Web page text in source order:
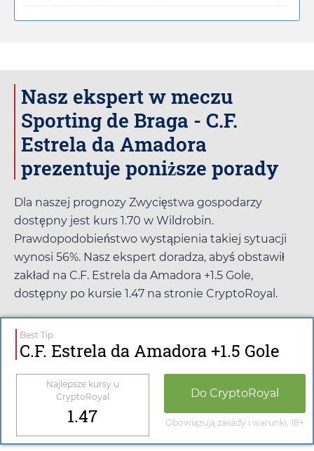
Nasz ekspert w meczu
Sporting de Braga - C.F.
Estrela da Amadora
prezentuje poniższe porady
Dla naszej prognozy Zwycięstwa gospodarzy
dostępny jest kurs 1.70 w Wildrobin.
Prawdopodobieństwo wystąpienia takiej sytuacji
wynosi 56%. Nasz ekspert doradza, abyś obstawił
zakład na C.F. Estrela da Amadora +1.5 Gole,
dostępny po kursie 1.47 na stronie CryptoRoyal .
Best Tip
C.F. Estrela da Amadora +1.5 Gole
Najlepsze kursy u
CryptoRoyal
1.47
Do CryptoRoyal
Obowiązują zasady i warunki, 18+